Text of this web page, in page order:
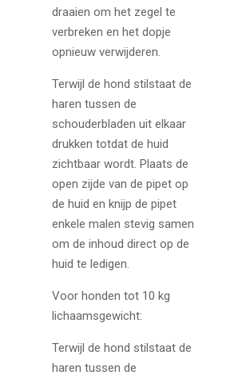
draaien om het zegel te
verbreken en het dopje
opnieuw verwijderen.
Terwijl de hond stilstaat de
haren tussen de
schouderbladen uit elkaar
drukken totdat de huid
zichtbaar wordt. Plaats de
open zijde van de pipet op
de huid en knijp de pipet
enkele malen stevig samen
om de inhoud direct op de
huid te ledigen.
Voor honden tot 10 kg
lichaamsgewicht:
Terwijl de hond stilstaat de
haren tussen de